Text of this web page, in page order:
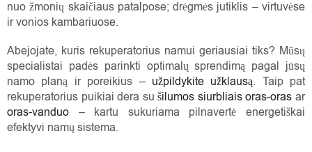
nuo žmonių skaičiaus patalpose; drėgmės jutiklis – virtuvėse
ir vonios kambariuose.
Abejojate, kuris rekuperatorius namui geriausiai tiks? Mūsų
specialistai padės parinkti optimalų sprendimą pagal jūsų
namo planą ir poreikius – užpildykite užklausą. Taip pat
rekuperatorius puikiai dera sušilumos siurbliais oras-oras ar
oras-vanduo – kartu sukuriama pilnavertė energetiškai
efektyvi namų sistema.